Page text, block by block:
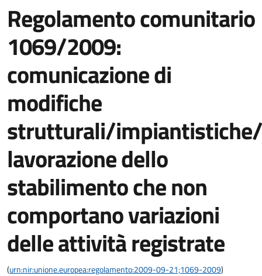
Regolamento comunitario
1069/2009:
comunicazione di
modifiche
strutturali/
lavorazione dello
stabilimento che non
comportano variazioni
delle attività registrate
(urn:nir:unione.europea:regolamento:2009-09-21;1069-2009)